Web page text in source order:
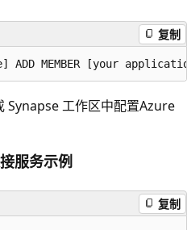
复制
Synapse 工作区中配置Azure
服务示例
复制